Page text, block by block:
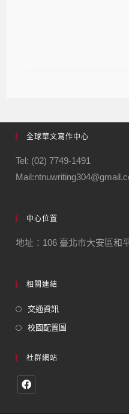
全球華文寫作中心
Tel: (02) 7749-1491
中心位置
地址：106 臺北市大安區和
相關連結
交通資訊
校園配置圖
社群網站